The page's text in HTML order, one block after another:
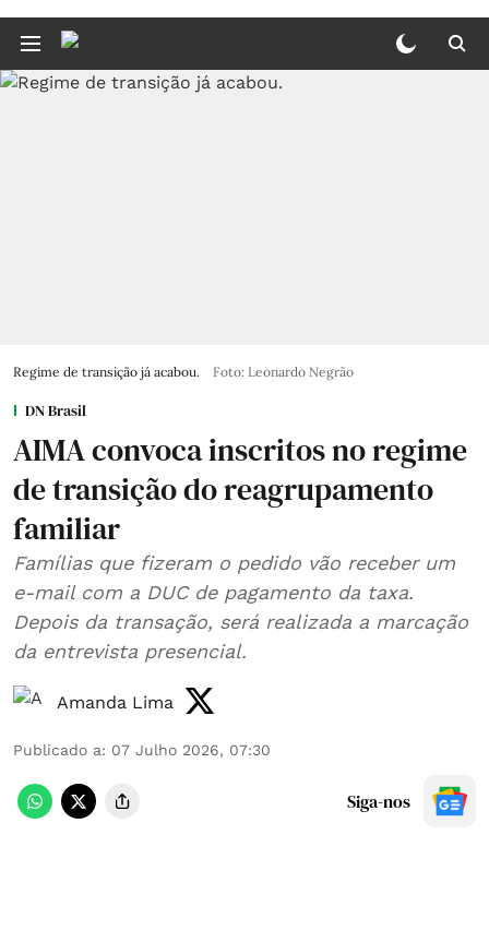
Regime de transição já acabou. Foto: Leonardo Negrão
DN Brasil
AIMA convoca inscritos no regime
de transição do reagrupamento
familiar
Famílias que fizeram o pedido vão receber um
e-mail com a DUC de pagamento da taxa.
Depois da transação, será realizada a marcação
da entrevista presencial.
Amanda Lima
Publicado a: 07 Julho 2026, 07:30
Siga-nos